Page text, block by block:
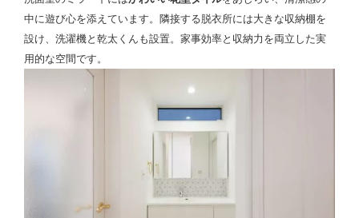
中に遊び心を添えています。隣接する脱衣所には大きな収納棚を
設け、洗濯機と乾太くんも設置。家事効率と収納力を両立した実
用的な空間です。